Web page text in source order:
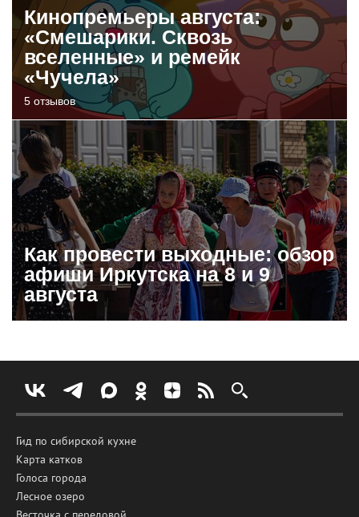
Кинопремьеры августа:
«Смешарики. Сквозь
вселенные» и ремейк
«Чучела»
5 отзывов
Как провести выходные: обзор
афиши Иркутска на 8 и 9
августа
Гид по сибирской кухне
Карта катков
Голоса города
Лесное озеро